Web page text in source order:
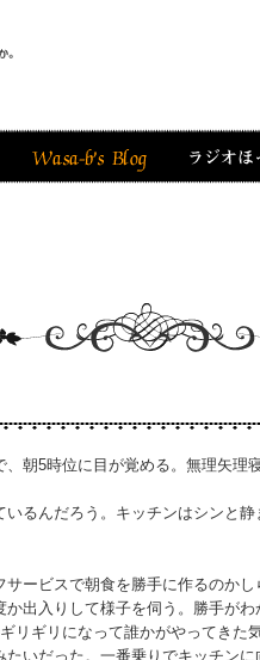
、朝5時位に目が覚める。無理矢理
いるんだろう。キッチンはシンと
サービスで朝食を勝手に作るのかし
か出入りして様子を伺う。勝手が
リギリになって誰かがやってきた
いだった。一番乗りでキッチン